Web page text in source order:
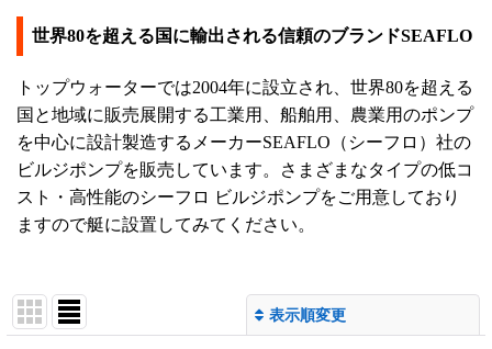
世界80を超える国に輸出される信頼のブランドSEAFLO
トップウォーターでは2004年に設立され、世界80を超える
国と地域に販売展開する工業用、船舶用、農業用のポンプ
を中心に設計製造するメーカーSEAFLO（シーフロ）社の
ビルジポンプを販売しています。さまざまなタイプの低コ
スト・高性能のシーフロ ビルジポンプをご用意しており
ますので艇に設置してみてください。
表示順変更